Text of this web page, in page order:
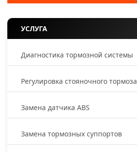
УСЛУГА
Диагностика тормозной системы
Регулировка стояночного тормоза
Замена датчика ABS
Замена тормозных суппортов